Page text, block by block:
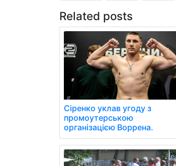
Related posts
Сіренко уклав угоду з
промоутерською
організацією Воррена.